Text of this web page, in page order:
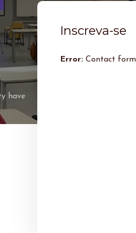
have
Inscreva-se
Error:Contact